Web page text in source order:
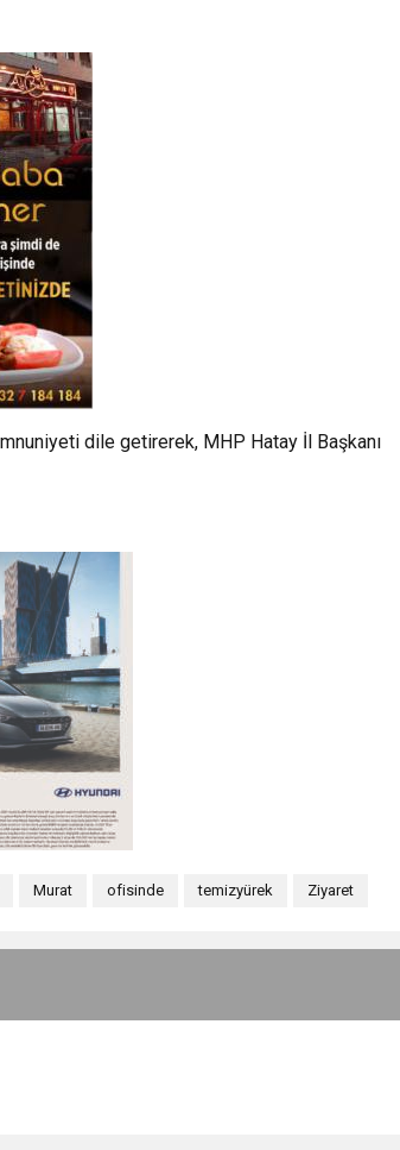
dile getirerek, MHP Hatay İl Başkanı
Murat ofisinde temizyürek Ziyaret